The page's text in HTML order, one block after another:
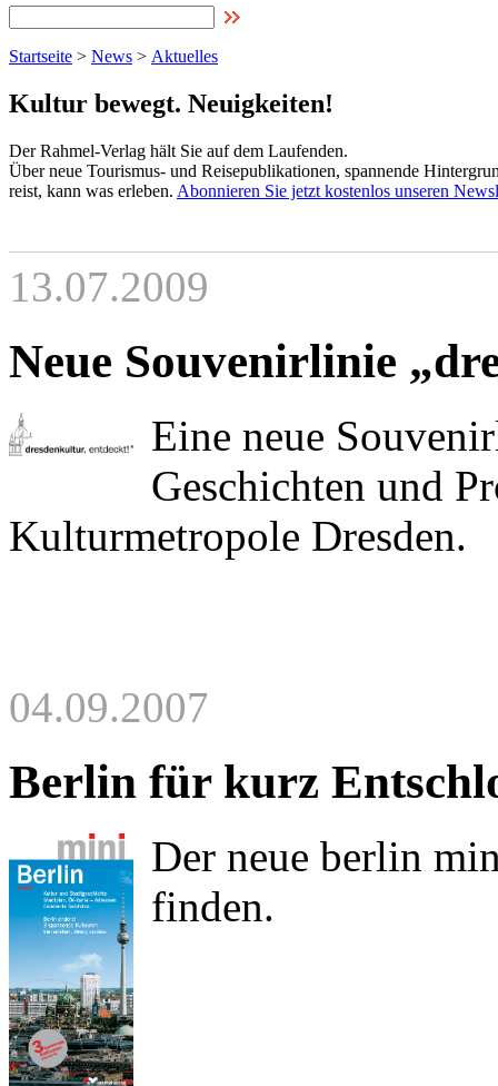
Startseite > News > Aktuelles
Kultur bewegt. Neuigkeiten!
Der Rahmel-Verlag hält Sie auf dem Laufenden.
Über neue Tourismus- und Reisepublikationen, spannende
reist, kann was erleben. Abonnieren Sie jetzt kostenlos unseren
13.07.2009
Neue Souvenirlinie
Eine neue
Geschichten und
Kulturmetropole Dresden.
04.09.2007
Berlin für kurz
Der neue berlin
finden.